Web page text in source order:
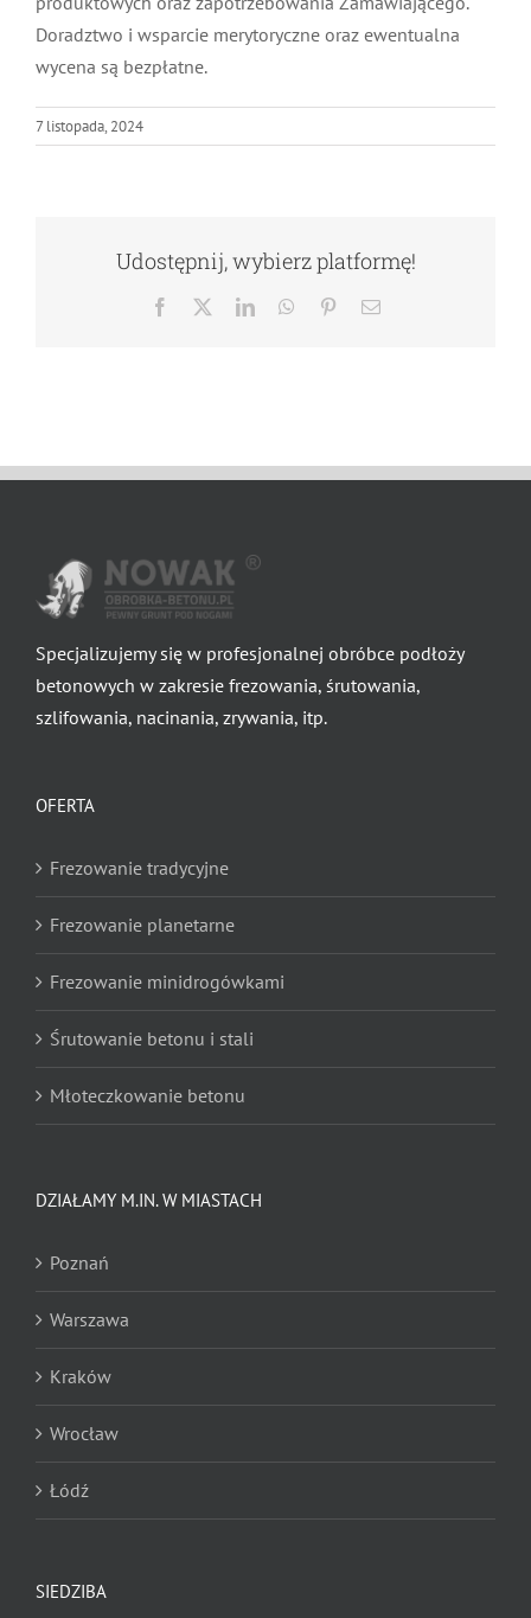
Doradztwo i wsparcie merytoryczne oraz ewentualna
wycena są bezpłatne.
7 listopada, 2024
Udostępnij, wybierz platformę!
Facebook LinkedInWhatsApp
PinterestEmail
Specjalizujemy się w profesjonalnej obróbce podłoży
betonowych w zakresie frezowania, śrutowania,
szlifowania, nacinania, zrywania, itp.
OFERTA
Frezowanie tradycyjne
Frezowanie planetarne
Frezowanie minidrogówkami
Śrutowanie betonu i stali
Młoteczkowanie betonu
Nacinanie pod odwodnienia liniowe
Zrywanie wykładzin dywanowych
Zrywanie posadzek żywicznych
Zrywanie posadzek przemysłowych
Zrywanie posadzek i nawierzchni sportowych
Zrywanie parkietów
DZIAŁAMY M.IN. W MIASTACH
Poznań
Warszawa
Kraków
Wrocław
Łódź
SIEDZIBA